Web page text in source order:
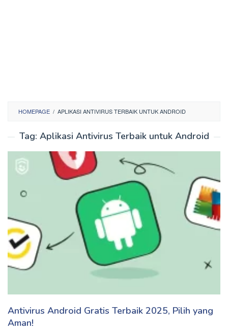
HOMEPAGE / APLIKASI ANTIVIRUS TERBAIK UNTUK ANDROID
Tag: Aplikasi Antivirus Terbaik untuk Android
Antivirus Android Gratis Terbaik 2025, Pilih yang
Aman!